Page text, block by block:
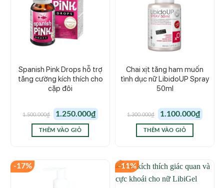
Spanish Pink Drops hỗ trợ
tăng cường kích thích cho
cặp đôi
1.500.000₫
Giá
gốc
là:
1.500.000₫.
1.250.000₫ hiện
THÊM VÀO GIỎ
Chai xịt tăng ham muốn
tình dục nữ LibidoUP Spray
50ml
1.300.000₫
Giá
gốc
là:
1.300.000₫.
1.100.000₫ hiện
THÊM VÀO GIỎ
-17% -11%